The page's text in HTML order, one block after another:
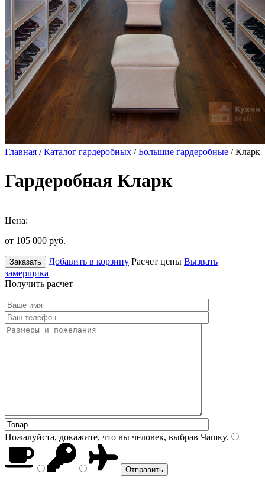
Главная /Каталог гардеробных /Большие гардеробные / Кларк
Гардеробная Кларк
Цена:
от 105 000 руб.
Заказать Добавить в корзину Расчет цены Вызвать
замерщика
Получить расчет
Пожалуйста, докажите, что вы человек, выбрав Чашку.